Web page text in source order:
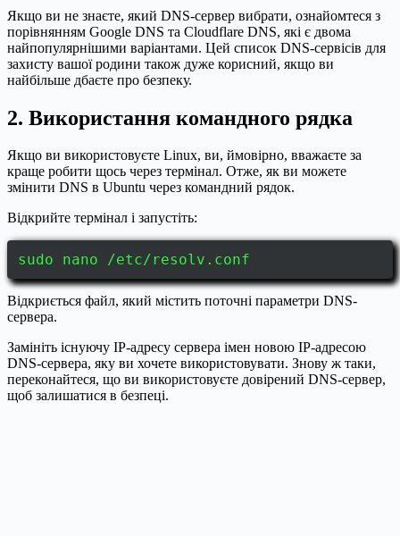
Якщо ви не знаєте, який DNS-сервер вибрати, ознайомтеся з
порівнянням Google DNS та Cloudflare DNS, які є двома
найпопулярнішими варіантами. Цей список DNS-сервісів для
захисту вашої родини також дуже корисний, якщо ви
найбільше дбаєте про безпеку.
2. Використання командного рядка
Якщо ви використовуєте Linux, ви, ймовірно, вважаєте за
краще робити щось через термінал. Отже, як ви можете
змінити DNS в Ubuntu через командний рядок.
Відкрийте термінал і запустіть:
sudo nano /etc/resolv.conf
Відкриється файл, який містить поточні параметри DNS-
сервера.
Замініть існуючу IP-адресу сервера імен новою IP-адресою
DNS-сервера, яку ви хочете використовувати. Знову ж таки,
переконайтеся, що ви використовуєте довірений DNS-сервер,
щоб залишатися в безпеці.